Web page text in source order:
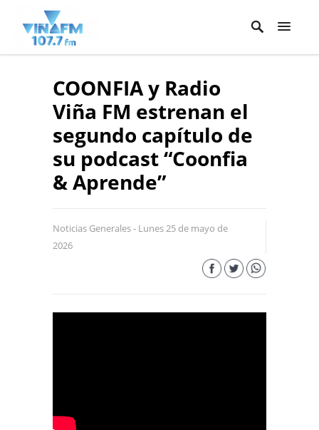
COONFIA y Radio
Viña FM estrenan el
segundo capítulo de
su podcast “Coonfia
& Aprende”
Noticias Generales - Lunes 25 de mayo de
2026